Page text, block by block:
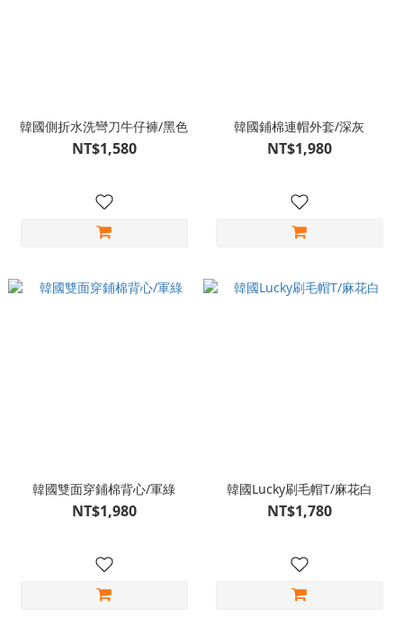
韓國側折水洗彎刀牛仔褲/黑色
NT$1,580
韓國鋪棉連帽外套/深灰
NT$1,980
韓國雙面穿鋪棉背心/軍綠
NT$1,980
韓國Lucky刷毛帽T/麻花白
NT$1,780